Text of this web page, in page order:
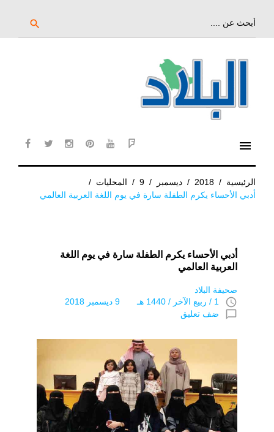
search
menu
الرئيسية /
2018
/ ديسمبر /
9
/ المحليات /
أدبي الأحساء يكرم الطفلة سارة في يوم اللغة العربية العالمي
أدبي الأحساء يكرم الطفلة سارة في يوم اللغة
العربية العالمي
صحيفة البلاد
access_time 1 / ربيع الآخر / 1440 هـ 9 ديسمبر 2018
chat_bubble_outline ضف تعليق